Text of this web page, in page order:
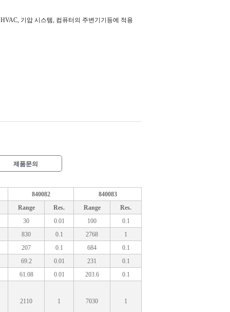
기압 시스템, 컴퓨터의 주변기기등에 적용
제품문의
840082
840083
Range
Res. Range
Res.
30
0.01 100
0.1
830
0.1 2768
1
207
0.1 684
0.1
69.2
0.01 231
0.1
61.08
0.01 203.6 0.1
2110 1 7030 1